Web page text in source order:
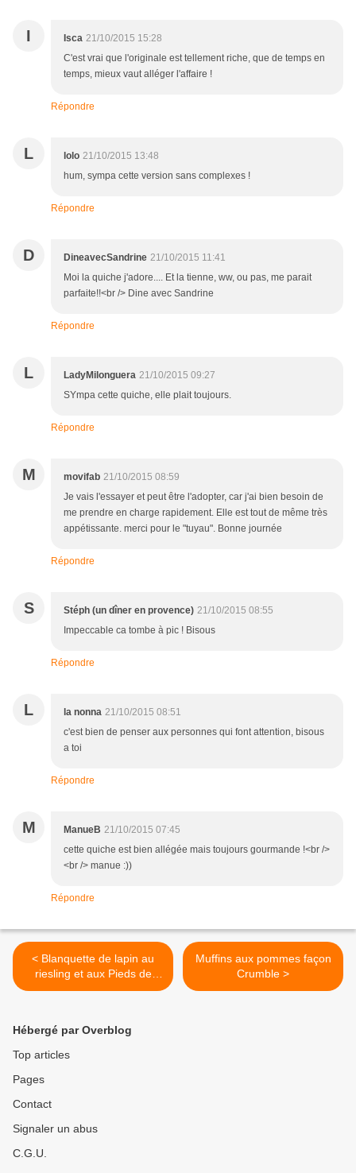
I Isca 21/10/2015 15:28
C'est vrai que l'originale est tellement riche, que de temps en
temps, mieux vaut alléger l'affaire !
Répondre
L lolo 21/10/2015 13:48
hum, sympa cette version sans complexes !
Répondre
D DineavecSandrine 21/10/2015 11:41
Moi la quiche j'adore.... Et la tienne, ww, ou pas, me parait
parfaite!!<br /> Dine avec Sandrine
Répondre
L LadyMilonguera 21/10/2015 09:27
SYmpa cette quiche, elle plait toujours.
Répondre
M movifab 21/10/2015 08:59
Je vais l'essayer et peut être l'adopter, car j'ai bien besoin de
me prendre en charge rapidement. Elle est tout de même très
appétissante. merci pour le "tuyau". Bonne journée
Répondre
S Stéph (un dîner en provence) 21/10/2015 08:55
Impeccable ca tombe à pic ! Bisous
Répondre
L la nonna 21/10/2015 08:51
c'est bien de penser aux personnes qui font attention, bisous
a toi
Répondre
M ManueB 21/10/2015 07:45
cette quiche est bien allégée mais toujours gourmande !<br />
<br /> manue :))
Répondre
< Blanquette de lapin au
riesling et aux Pieds de
mouton
Muffins aux pommes façon
Crumble >
Hébergé par Overblog
Top articles
Pages
Contact
Signaler un abus
C.G.U.